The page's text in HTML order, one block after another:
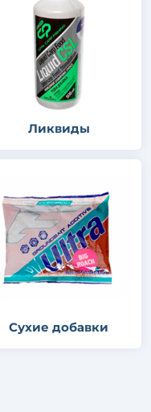
Ликвиды
Сухие добавки